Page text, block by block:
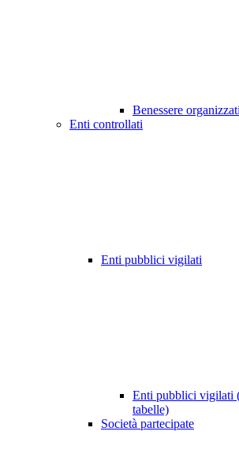
Benessere
Enti controllati
Enti pubblici vigilati
Enti pubblici vigilati
tabelle)
Società partecipate